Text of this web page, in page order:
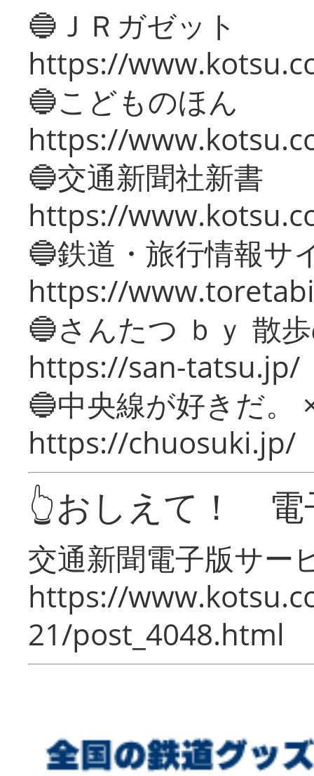
🔵ＪＲガゼット
https://
🔵こどものほん
https://
🔵交通新聞社新書
https://
🔵鉄道・旅行情報サ
https://
🔵さんたつ ｂｙ 散
https://san-tatsu.jp/
🔵中央線が好きだ。
https://chuosuki.jp/
👆おしえて！ 電
交通新聞電子版サー
https://
21/post_4048.html